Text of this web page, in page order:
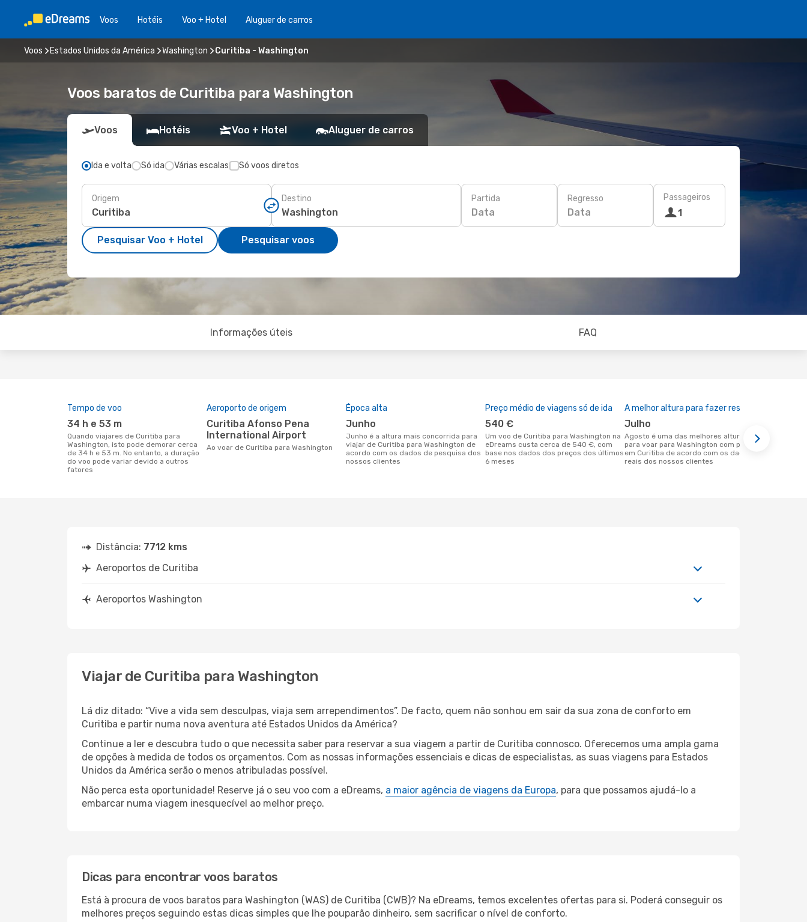
Voos Hotéis Voo + Hotel Aluguer de carros
Voos Estados Unidos da América Washington Curitiba - Washington
Voos baratos de Curitiba para Washington
Voos Hotéis Voo + Hotel Aluguer de carros
Ida e volta Só ida Várias escalas Só voos diretos
Origem Destino Partida
Data
Regresso
Data
Passageiros
1
Pesquisar Voo + Hotel Pesquisar voos
Informações úteis FAQ
Tempo de voo
34 h e 53 m
Quando viajares de Curitiba para
Washington, isto pode demorar cerca
de 34 h e 53 m. No entanto, a duração
do voo pode variar devido a outros
fatores
Aeroporto de origem
Curitiba Afonso Pena
International Airport
Ao voar de Curitiba para Washington
Época alta
junho
junho é a altura mais concorrida para
viajar de Curitiba para Washington de
acordo com os dados de pesquisa dos
nossos clientes
Preço médio de viagens só de ida
540 €
Um voo de Curitiba para Washington na
eDreams custa cerca de 540 €, com
base nos dados dos preços dos últimos
6 meses
A melhor altura para fazer reserva
julho
agosto é uma das melhores alturas
para voar para Washington com partida
em Curitiba de acordo com os dados
reais dos nossos clientes
Distância: 7712 kms
Aeroportos de Curitiba
Aeroportos Washington
Viajar de Curitiba para Washington
Lá diz ditado: “Vive a vida sem desculpas, viaja sem arrependimentos”. De facto, quem não sonhou em sair da sua zona de conforto em
Curitiba e partir numa nova aventura até Estados Unidos da América?
Continue a ler e descubra tudo o que necessita saber para reservar a sua viagem a partir de Curitiba connosco. Oferecemos uma ampla gama
de opções à medida de todos os orçamentos. Com as nossas informações essenciais e dicas de especialistas, as suas viagens para Estados
Unidos da América serão o menos atribuladas possível.
Não perca esta oportunidade! Reserve já o seu voo com a eDreams, a maior agência de viagens da Europa, para que possamos ajudá-lo a
embarcar numa viagem inesquecível ao melhor preço.
Dicas para encontrar voos baratos
Está à procura de voos baratos para Washington (WAS) de Curitiba (CWB)? Na eDreams, temos excelentes ofertas para si. Poderá conseguir os
melhores preços seguindo estas dicas simples que lhe pouparão dinheiro, sem sacrificar o nível de conforto.